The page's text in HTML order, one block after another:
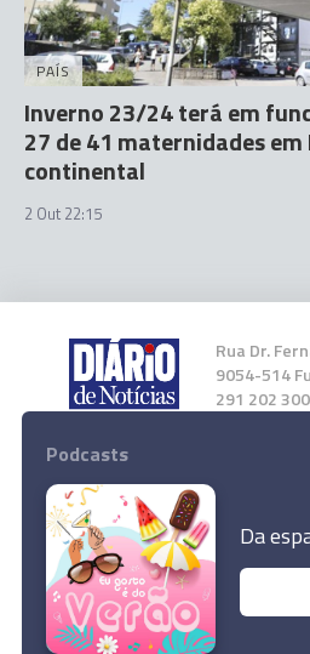
PAÍS
Inverno 23/24 terá em
27 de 41 maternidades
continental
2 Out 22:15
Rua Dr.
9054-514
291 202 300
Instale a
© 2023 Empresa Diário
Todos os direitos
Podcasts
Da